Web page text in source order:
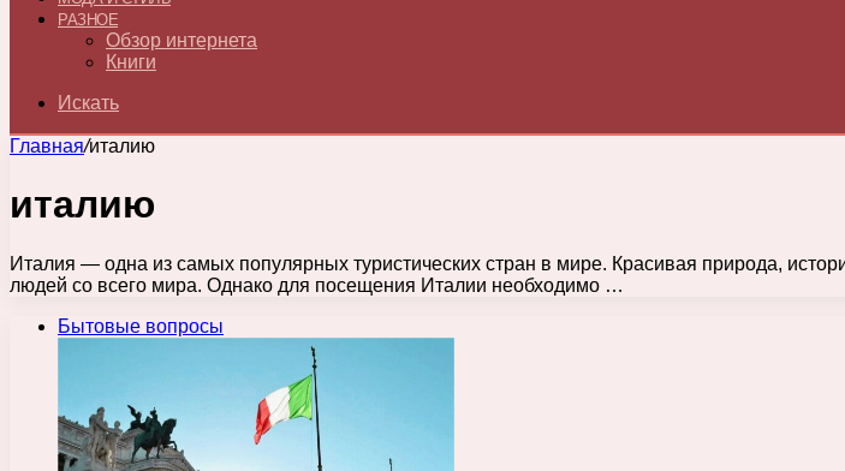
РАЗНОЕ
Обзор интернета
Книги
Искать
Главная/италию
италию
Италия — одна из самых популярных туристических стран в мире. Красивая природа,
людей со всего мира. Однако для посещения Италии необходимо …
Бытовые вопросы